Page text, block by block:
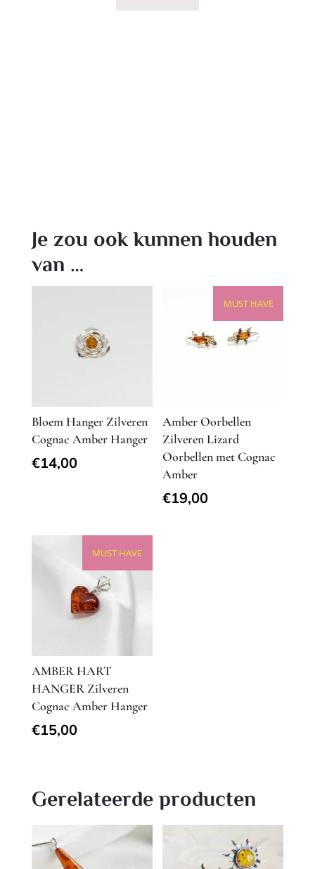
Je zou ook kunnen houden
van …
Bloem Hanger Zilveren
Cognac Amber Hanger
€14,00
MUST HAVE
Amber Oorbellen
Zilveren Lizard
Oorbellen met Cognac
Amber
€19,00
MUST HAVE
AMBER HART
HANGER Zilveren
Cognac Amber Hanger
€15,00
Gerelateerde producten